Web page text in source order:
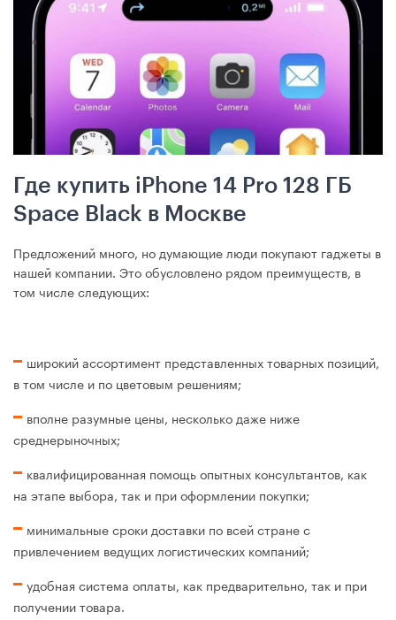
Где купить iPhone 14 Pro 128 ГБ
Space Black в Москве
Предложений много, но думающие люди покупают гаджеты в
нашей компании. Это обусловлено рядом преимуществ, в
том числе следующих:
широкий ассортимент представленных товарных позиций,
в том числе и по цветовым решениям;
вполне разумные цены, несколько даже ниже
среднерыночных;
квалифицированная помощь опытных консультантов, как
на этапе выбора, так и при оформлении покупки;
минимальные сроки доставки по всей стране с
привлечением ведущих логистических компаний;
удобная система оплаты, как предварительно, так и при
получении товара.